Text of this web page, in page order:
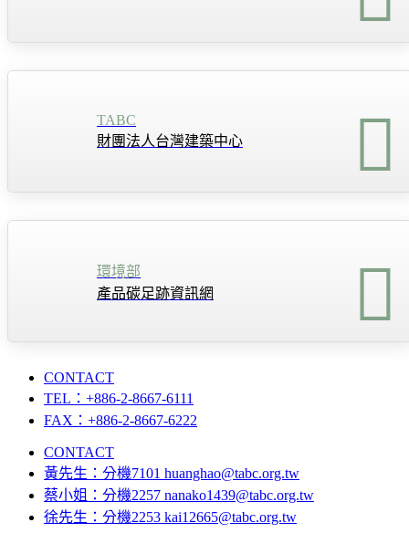
TABC
財團法人台灣建築中心
環境部
產品碳足跡資訊網
CONTACT
TEL：+886-2-8667-6111
FAX：+886-2-8667-6222
CONTACT
黃先生：分機7101 huanghao@tabc.org.tw
蔡小姐：分機2257 nanako1439@tabc.org.tw
徐先生：分機2253 kai12665@tabc.org.tw